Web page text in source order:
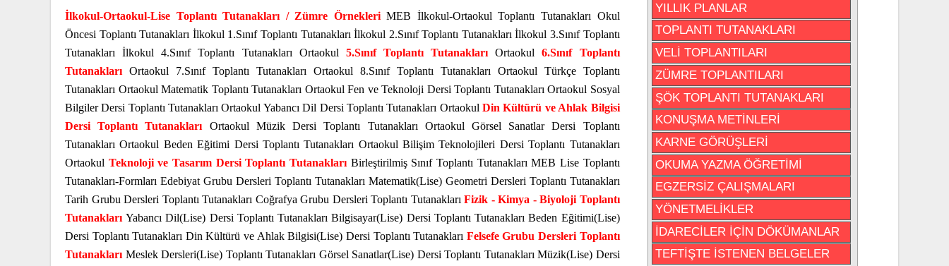
İlkokul-Ortaokul-Lise Toplantı Tutanakları / Zümre ÖrnekleriMEB İlkokul-Ortaokul Toplantı Tutanakları Okul
Öncesi Toplantı Tutanakları İlkokul 1.Sınıf Toplantı Tutanakları İlkokul 2.Sınıf Toplantı Tutanakları İlkokul 3.Sınıf Toplantı
Tutanakları İlkokul 4.Sınıf Toplantı Tutanakları Ortaokul 5.Sınıf Toplantı Tutanakları Ortaokul6.Sınıf Toplantı
Tutanakları Ortaokul 7.Sınıf Toplantı Tutanakları Ortaokul 8.Sınıf Toplantı Tutanakları Ortaokul Türkçe Toplantı
Tutanakları Ortaokul Matematik Toplantı Tutanakları Ortaokul Fen ve Teknoloji Dersi Toplantı Tutanakları Ortaokul Sosyal
Bilgiler Dersi Toplantı Tutanakları Ortaokul Yabancı Dil Dersi Toplantı Tutanakları OrtaokulDin Kültürü ve Ahlak Bilgisi
Dersi Toplantı Tutanakları Ortaokul Müzik Dersi Toplantı Tutanakları Ortaokul Görsel Sanatlar Dersi Toplantı
Tutanakları Ortaokul Beden Eğitimi Dersi Toplantı Tutanakları Ortaokul Bilişim Teknolojileri Dersi Toplantı Tutanakları
Ortaokul Teknoloji ve Tasarım Dersi Toplantı TutanaklarıBirleştirilmiş Sınıf Toplantı Tutanakları MEB Lise Toplantı
Tutanakları-Formları Edebiyat Grubu Dersleri Toplantı Tutanakları Matematik(Lise) Geometri Dersleri Toplantı Tutanakları
Tarih Grubu Dersleri Toplantı Tutanakları Coğrafya Grubu Dersleri Toplantı TutanaklarıFizik - Kimya - Biyoloji Toplantı
Tutanakları Yabancı Dil(Lise) Dersi Toplantı Tutanakları Bilgisayar(Lise) Dersi Toplantı Tutanakları Beden Eğitimi(Lise)
Dersi Toplantı Tutanakları Din Kültürü ve Ahlak Bilgisi(Lise) Dersi Toplantı Tutanakları Felsefe Grubu Dersleri Toplantı
Tutanakları Meslek Dersleri(Lise) Toplantı Tutanakları Görsel Sanatlar(Lise) Dersi Toplantı Tutanakları Müzik(Lise) Dersi
YILLIK PLANLAR
TOPLANTI TUTANAKLARI
VELİ TOPLANTILARI
ZÜMRE TOPLANTILARI
ŞÖK TOPLANTI TUTANAKLARI
KONUŞMA METİNLERİ
KARNE GÖRÜŞLERİ
OKUMA YAZMA ÖĞRETİMİ
EGZERSİZ ÇALIŞMALARI
YÖNETMELİKLER
İDARECİLER İÇİN DÖKÜMANLAR
TEFTİŞTE İSTENEN BELGELER